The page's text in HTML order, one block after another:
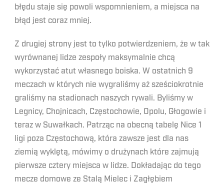
błędu staje się powoli wspomnieniem, a miejsca na
błąd jest coraz mniej.
Z drugiej strony jest to tylko potwierdzeniem, że w tak
wyrównanej lidze zespoły maksymalnie chcą
wykorzystać atut własnego boiska. W ostatnich 9
meczach w których nie wygraliśmy aż sześciokrotnie
graliśmy na stadionach naszych rywali. Byliśmy w
Legnicy, Chojnicach, Częstochowie, Opolu, Głogowie i
teraz w Suwałkach. Patrząc na obecną tabelę Nice 1
ligi poza Częstochową, która zawsze jest dla nas
ziemią wyklętą, mówimy o drużynach które zajmują
pierwsze cztery miejsca w lidze. Dokładając do tego
mecze domowe ze Stalą Mielec i Zagłębiem